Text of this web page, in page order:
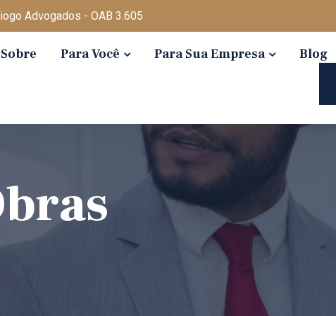
Advogados - OAB 3.605
Sobre Para Você Para Sua Empresa Blog